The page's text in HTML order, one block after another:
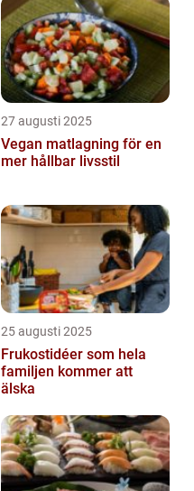
27 augusti 2025
Vegan matlagning för en
mer hållbar livsstil
25 augusti 2025
Frukostidéer som hela
familjen kommer att
älska